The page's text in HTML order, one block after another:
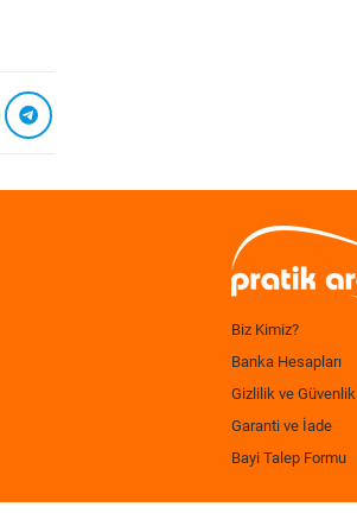
Biz Kimiz?
Banka Hesapları
Gizlilik ve Güvenlik
Garanti ve İade
Bayi Talep Formu